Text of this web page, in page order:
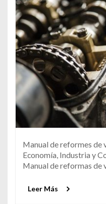
Manual de reformes de
Economía, Industria y
Manual de reformas de
Leer Más